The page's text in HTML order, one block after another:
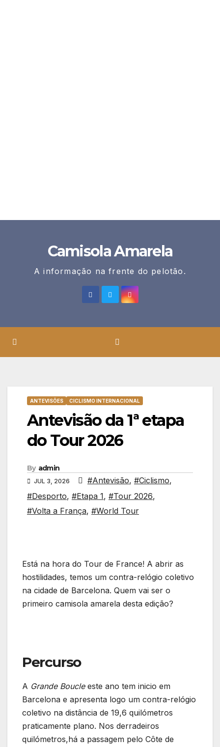
Camisola Amarela
A informação na frente do pelotão.
ANTEVISÕES CICLISMO INTERNACIONAL
Antevisão da 1ª etapa
do Tour 2026
By admin
JUL 3, 2026 #Antevisão, #Ciclismo,
#Desporto, #Etapa 1, #Tour 2026,
#Volta a França, #World Tour
Está na hora do Tour de France! A abrir as
hostilidades, temos um contra-relógio coletivo
na cidade de Barcelona. Quem vai ser o
primeiro camisola amarela desta edição?
Percurso
A Grande Boucle este ano tem inicio em
Barcelona e apresenta logo um contra-relógio
coletivo na distância de 19,6 quilómetros
praticamente plano. Nos derradeiros
quilómetros,há a passagem pelo Côte de